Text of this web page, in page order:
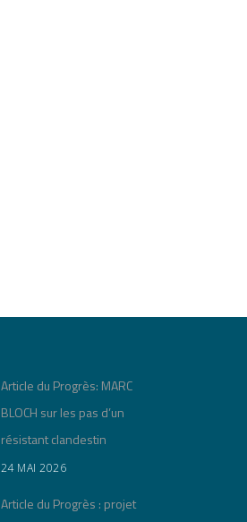
Article du Progrès: MARC
BLOCH sur les pas d’un
résistant clandestin
24 MAI 2026
Article du Progrès : projet